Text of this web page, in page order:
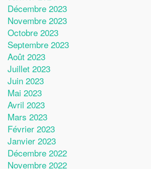
Décembre 2023
Novembre 2023
Octobre 2023
Septembre 2023
Août 2023
Juillet 2023
Juin 2023
Mai 2023
Avril 2023
Mars 2023
Février 2023
Janvier 2023
Décembre 2022
Novembre 2022